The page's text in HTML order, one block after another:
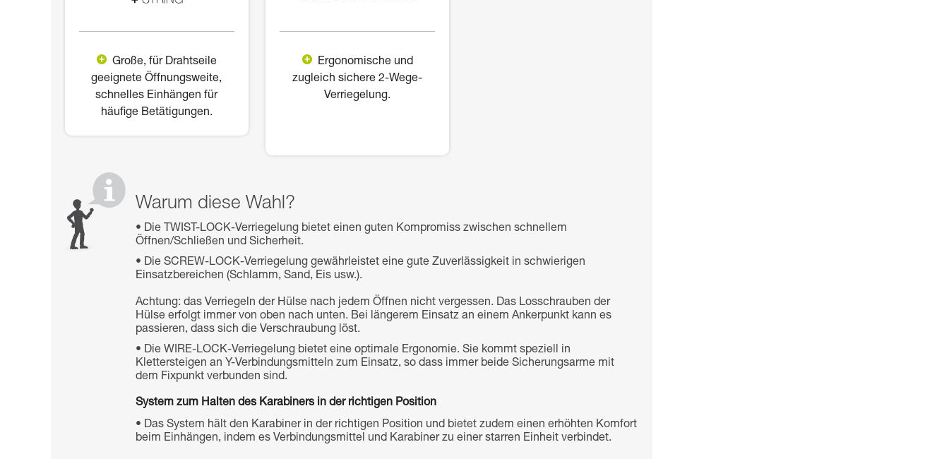
Große, für Drahtseile
geeignete Öffnungsweite,
schnelles Einhängen für
häufige Betätigungen.
Ergonomische und
zugleich sichere 2-Wege-
Verriegelung.
Warum diese Wahl?
Die TWIST-LOCK-Verriegelung bietet einen guten Kompromiss zwischen schnellem
Öffnen/Schließen und Sicherheit.
Die SCREW-LOCK-Verriegelung gewährleistet eine gute Zuverlässigkeit in schwierigen
Einsatzbereichen (Schlamm, Sand, Eis usw.).
Achtung: das Verriegeln der Hülse nach jedem Öffnen nicht vergessen. Das Losschrauben der
Hülse erfolgt immer von oben nach unten. Bei längerem Einsatz an einem Ankerpunkt kann es
passieren, dass sich die Verschraubung löst.
Die WIRE-LOCK-Verriegelung bietet eine optimale Ergonomie. Sie kommt speziell in
Klettersteigen an Y-Verbindungsmitteln zum Einsatz, so dass immer beide Sicherungsarme mit
dem Fixpunkt verbunden sind.
System zum Halten des Karabiners in der richtigen Position
Das System hält den Karabiner in der richtigen Position und bietet zudem einen erhöhten Komfort
beim Einhängen, indem es Verbindungsmittel und Karabiner zu einer starren Einheit verbindet.